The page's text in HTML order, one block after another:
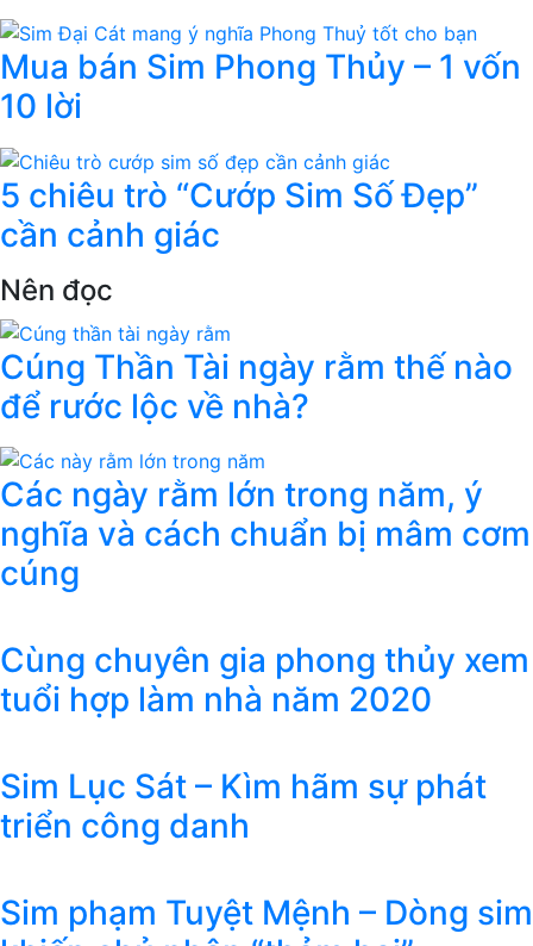
Mua bán Sim Phong Thủy – 1 vốn
10 lời
5 chiêu trò “Cướp Sim Số Đẹp”
cần cảnh giác
Nên đọc
Cúng Thần Tài ngày rằm thế nào
để rước lộc về nhà?
Các ngày rằm lớn trong năm, ý
nghĩa và cách chuẩn bị mâm cơm
cúng
Cùng chuyên gia phong thủy xem
tuổi hợp làm nhà năm 2020
Sim Lục Sát – Kìm hãm sự phát
triển công danh
Sim phạm Tuyệt Mệnh – Dòng sim